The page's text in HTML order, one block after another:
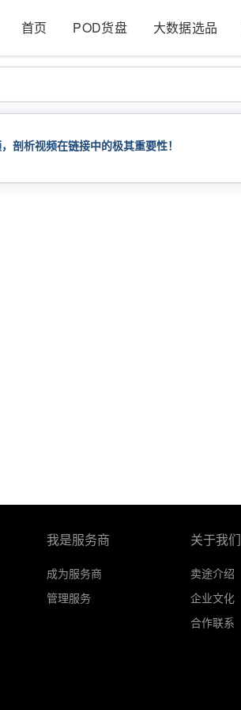
首页 POD货盘 大数据选品
剖析视频在链接中的极其重要性！
我是服务商
成为服务商
管理服务
关于我们
卖途介绍
企业文化
合作联系